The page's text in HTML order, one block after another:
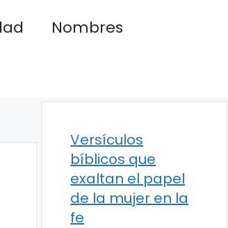
Nombres
Versículos
bíblicos que
exaltan el papel
de la mujer en la
fe